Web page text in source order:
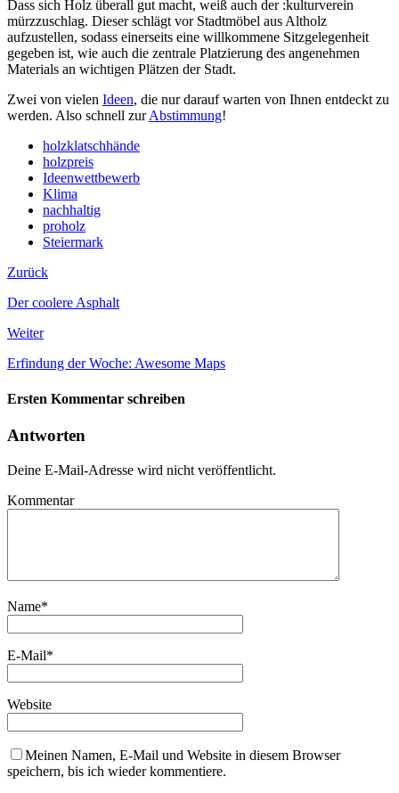
Dass sich Holz überall gut macht, weiß auch der :kulturverein
mürzzuschlag. Dieser schlägt vor Stadtmöbel aus Altholz
aufzustellen, sodass einerseits eine willkommene Sitzgelegenheit
gegeben ist, wie auch die zentrale Platzierung des angenehmen
Materials an wichtigen Plätzen der Stadt.
Zwei von vielen Ideen, die nur darauf warten von Ihnen entdeckt zu
werden. Also schnell zurAbstimmung!
holzklatschhände
holzpreis
Ideenwettbewerb
Klima
nachhaltig
proholz
Steiermark
Zurück
Der coolere Asphalt
Weiter
Erfindung der Woche: Awesome Maps
Ersten Kommentar schreiben
Antworten
Deine E-Mail-Adresse wird nicht veröffentlicht.
Kommentar
Name*
E-Mail*
Website
Meinen Namen, E-Mail und Website in diesem Browser
speichern, bis ich wieder kommentiere.